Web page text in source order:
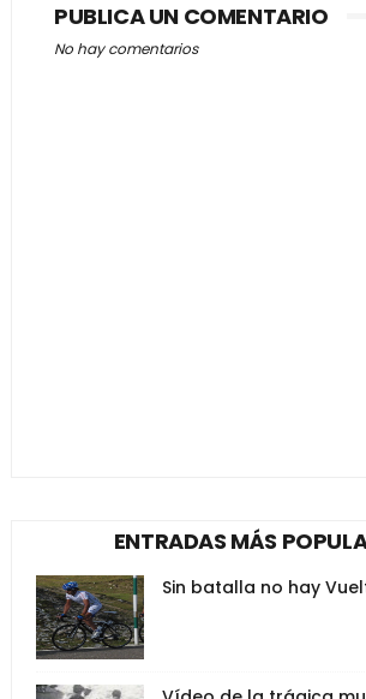
PUBLICA UN COMENTARIO
No hay comentarios
ENTRADAS MÁS
Sin batalla no hay